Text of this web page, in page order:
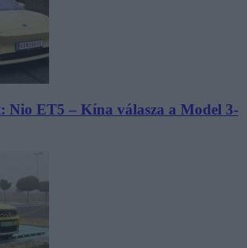
Nio ET5 – Kína válasza a Model 3-